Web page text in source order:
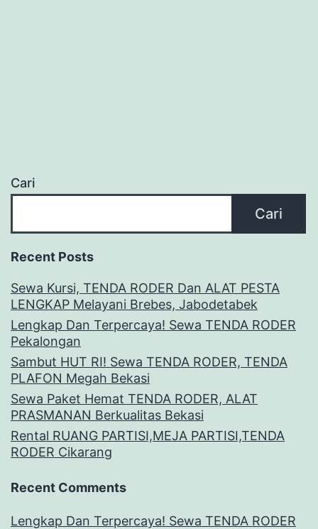
Cari
Cari
Recent Posts
Sewa Kursi, TENDA RODER Dan ALAT PESTA
LENGKAP Melayani Brebes, Jabodetabek
Lengkap Dan Terpercaya! Sewa TENDA RODER
Pekalongan
Sambut HUT RI! Sewa TENDA RODER, TENDA
PLAFON Megah Bekasi
Sewa Paket Hemat TENDA RODER, ALAT
PRASMANAN Berkualitas Bekasi
Rental RUANG PARTISI,MEJA PARTISI,TENDA
RODER Cikarang
Recent Comments
Lengkap Dan Terpercaya! Sewa TENDA RODER